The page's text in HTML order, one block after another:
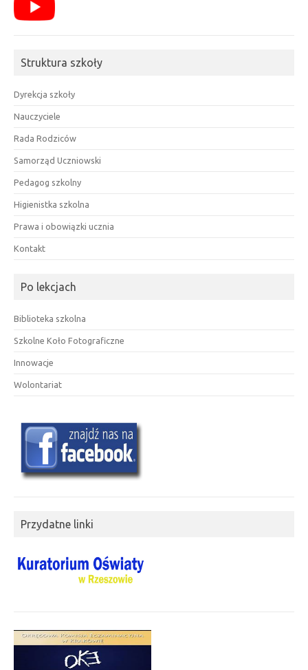
Struktura szkoły
Dyrekcja szkoły
Nauczyciele
Rada Rodziców
Samorząd Uczniowski
Pedagog szkolny
Higienistka szkolna
Prawa i obowiązki ucznia
Kontakt
Po lekcjach
Biblioteka szkolna
Szkolne Koło Fotograficzne
Innowacje
Wolontariat
Przydatne linki